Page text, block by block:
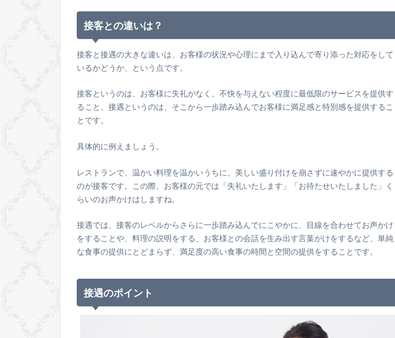
接客との違いは？
接客と接遇の大きな違いは、お客様の状況や心理にまで入り込んで寄り添った対応をして
いるかどうか、という点です。
接客というのは、お客様に失礼がなく、不快を与えない程度に最低限のサービスを提供す
ること、接遇というのは、そこから一歩踏み込んでお客様に満足感と特別感を提供するこ
とです。
具体的に例えましょう。
レストランで、温かい料理を温かいうちに、美しい盛り付けを崩さずに速やかに提供する
のが接客です。この際、お客様の元では「失礼いたします」「お待たせいたしました」く
らいのお声かけはしますね。
接遇では、接客のレベルからさらに一歩踏み込んでにこやかに、目線を合わせてお声かけ
をすることや、料理の説明をする、お客様との会話を生み出す言葉がけをするなど、単純
な食事の提供にとどまらず、満足度の高い食事の時間と空間の提供をすることです。
接遇のポイント